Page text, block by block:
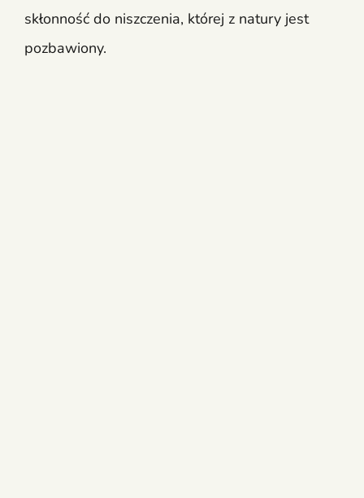
skłonność do niszczenia, której z natury jest
pozbawiony.